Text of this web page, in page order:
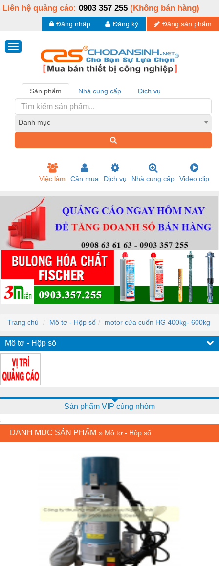
Liên hệ quảng cáo: 0903 357 255 (Không bán hàng)
Đăng sản phẩm
Đăng ký
Đăng nhập
Sản phẩm Nhà cung cấp Dịch vụ
Danh mục
Việc làm Cần mua Dịch vụ Nhà cung cấp Video clip
Trang chủ Mô tơ - Hộp số motor cửa cuốn HG 400kg- 600kg
Mô tơ - Hộp số
Sản phẩm VIP cùng nhóm
DANH MỤC SẢN PHẨM » Mô tơ - Hộp số